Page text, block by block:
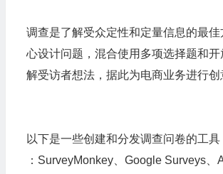
调查是了解受众定性和定量信息的最
心设计问题，混合使用多项选择题和开
解受访者想法，据此为电商业务进行创
以下是一些创建和分发调查问卷的工具
：SurveyMonkey、Google Surveys、